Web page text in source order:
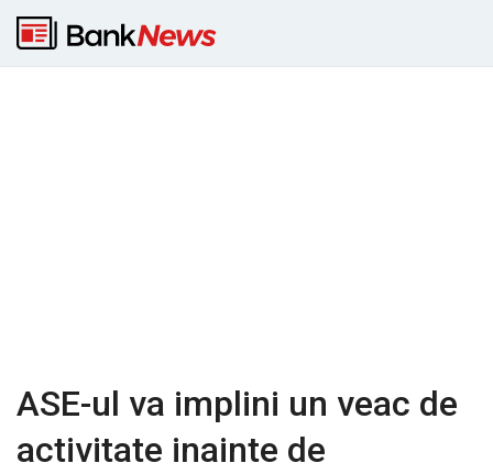
ASE-ul va implini un veac de
activitate inainte de